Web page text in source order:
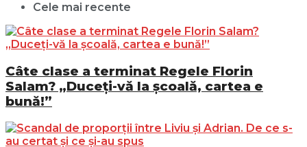
Cele mai recente
Câte clase a terminat Regele Florin
Salam? „Duceți-vă la școală, cartea e
bună!”